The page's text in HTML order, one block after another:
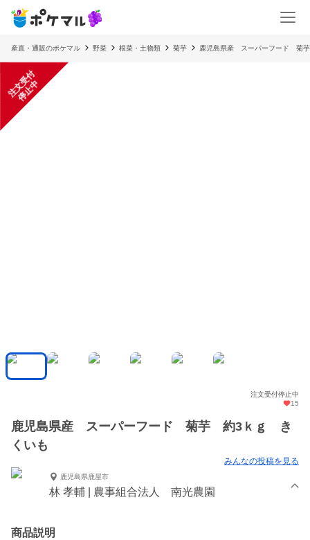
産直・通販のポケマル 野菜 根菜・土物類 菊芋 鹿児島県産 スーパーフード 菊
注
文
受
付
停
止
中
注文受付停止中
15
鹿児島県産 スーパーフード 菊芋 約3ｋｇ き
くいも
みんなの投稿を見る
鹿児島県鹿屋市
林 孝輔 | 農事組合法人 南光農園
商品説明